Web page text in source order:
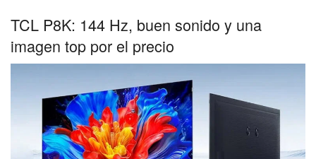
TCL P8K: 144 Hz, buen sonido y una
imagen top por el precio